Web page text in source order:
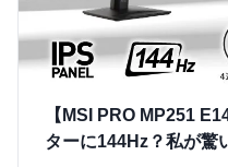
【MSI PRO MP251
ターに144Hz？私が驚